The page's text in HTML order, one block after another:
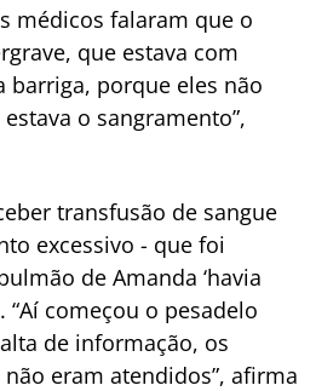
médicos falaram que o
que estava com
barriga, porque eles não
o sangramento”,
transfusão de sangue
excessivo - que foi
de Amanda ‘havia
“Aí começou o pesadelo
de informação, os
eram atendidos”, afirma